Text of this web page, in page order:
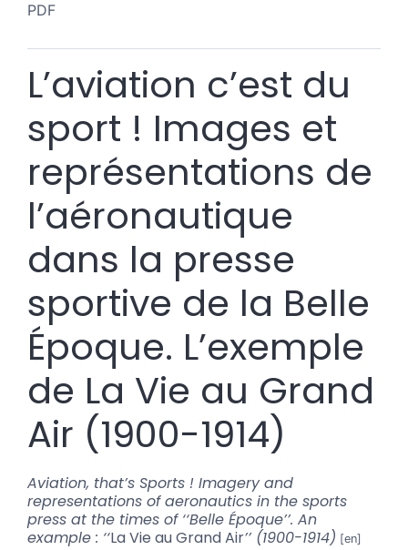
PDF
L’aviation c’est du
sport ! Images et
représentations de
l’aéronautique
dans la presse
sportive de la Belle
Époque. L’exemple
de La Vie au Grand
Air (1900-1914)
Aviation, that’s Sports ! Imagery and
representations of aeronautics in the sports
press at the times of ‘‘Belle Époque’’. An
example : ‘‘La Vie au Grand Air’’ (1900-1914)